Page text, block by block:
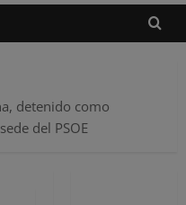
detenido como
del PSOE